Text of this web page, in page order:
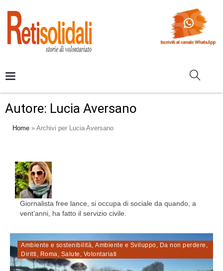
Autore: Lucia Aversano
Home » Archivi per Lucia Aversano
Giornalista free lance, si occupa di sociale da quando, a
vent’anni, ha fatto il servizio civile.
Ambiente e sostenibilità, Ambiente e Sviluppo, Da non perdere ,
Diritti , Roma, Salute , Volontariati